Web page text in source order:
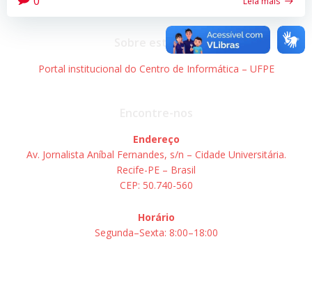
Sobre este site
Portal institucional do Centro de Informática – UFPE
Endereço
Av. Jornalista Aníbal Fernandes, s/n – Cidade Universitária.
Recife-PE – Brasil
CEP: 50.740-560
Horário
Segunda–Sexta: 8:00–18:00